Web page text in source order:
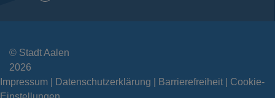
© Stadt Aalen
2026
Impressum
Datenschutzerklärung Barrierefreiheit
Cookie-